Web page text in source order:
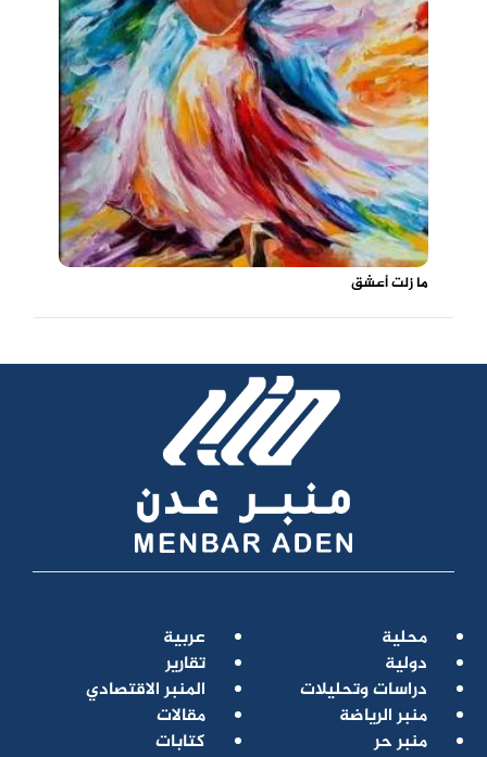
ما زلت أعشق
محلية
عربية
دولية
تقارير
دراسات وتحليلات
المنبر الاقتصادي
منبر الرياضة
مقالات
منبر حر
كتابات